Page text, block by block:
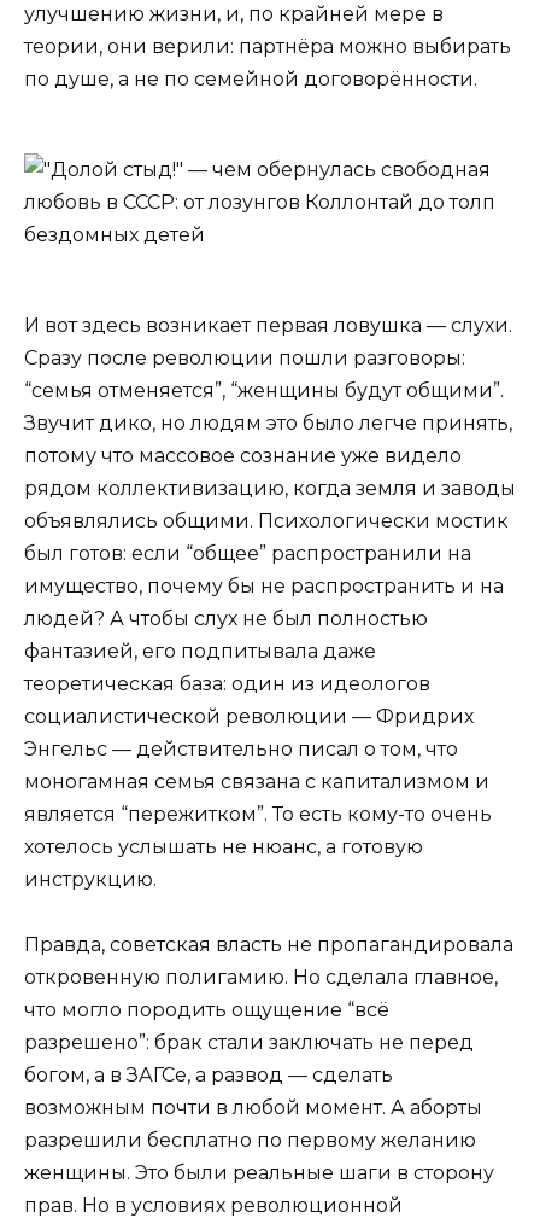
улучшению жизни, и, по крайней мере в
теории, они верили: партнёра можно выбирать
по душе, а не по семейной договорённости.
И вот здесь возникает первая ловушка — слухи.
Сразу после революции пошли разговоры:
“семья отменяется”, “женщины будут общими”.
Звучит дико, но людям это было легче принять,
потому что массовое сознание уже видело
рядом коллективизацию, когда земля и заводы
объявлялись общими. Психологически мостик
был готов: если “общее” распространили на
имущество, почему бы не распространить и на
людей? А чтобы слух не был полностью
фантазией, его подпитывала даже
теоретическая база: один из идеологов
социалистической революции — Фридрих
Энгельс — действительно писал о том, что
моногамная семья связана с капитализмом и
является “пережитком”. То есть кому-то очень
хотелось услышать не нюанс, а готовую
инструкцию.
Правда, советская власть не пропагандировала
откровенную полигамию. Но сделала главное,
что могло породить ощущение “всё
разрешено”: брак стали заключать не перед
богом, а в ЗАГСе, а развод — сделать
возможным почти в любой момент. А аборты
разрешили бесплатно по первому желанию
женщины. Это были реальные шаги в сторону
прав. Но в условиях революционной